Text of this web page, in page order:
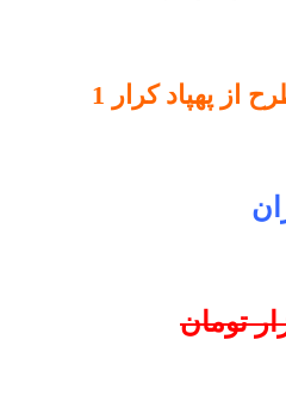
از پهپاد کرار 1